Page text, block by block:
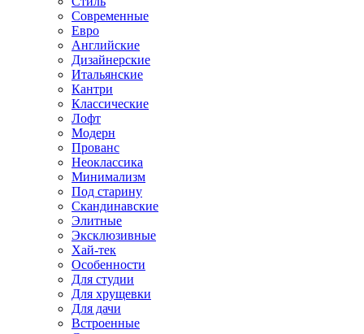
Современные
Евро
Английские
Дизайнерские
Итальянские
Кантри
Классические
Лофт
Модерн
Прованс
Неоклассика
Минимализм
Под старину
Скандинавские
Элитные
Эксклюзивные
Хай-тек
Особенности
Для студии
Для хрущевки
Для дачи
Встроенные